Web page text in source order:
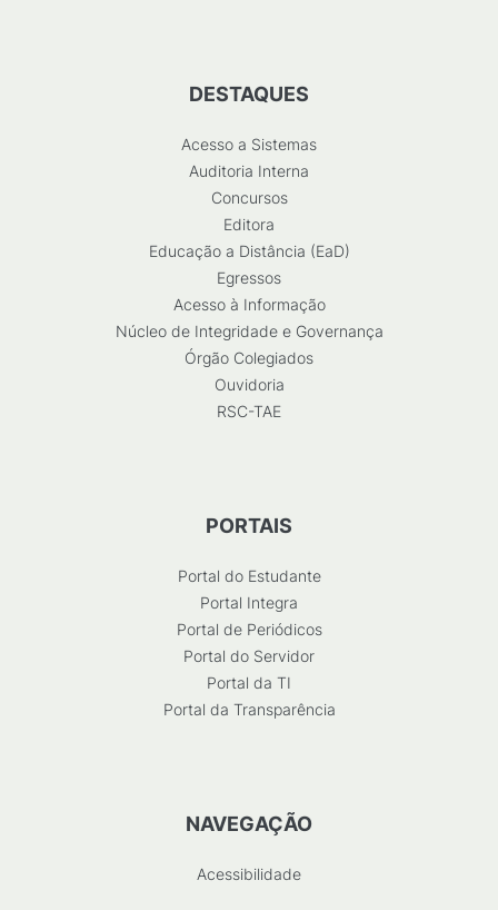
DESTAQUES
Acesso a Sistemas
Auditoria Interna
Concursos
Editora
Educação a Distância (EaD)
Egressos
Acesso à Informação
Núcleo de Integridade e Governança
Órgão Colegiados
Ouvidoria
RSC-TAE
PORTAIS
Portal do Estudante
Portal Integra
Portal de Periódicos
Portal do Servidor
Portal da TI
Portal da Transparência
NAVEGAÇÃO
Acessibilidade